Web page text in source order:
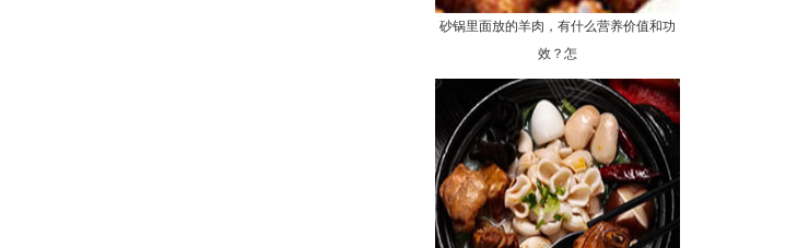
砂锅里面放的羊肉，有什么营养价值和功
效？怎